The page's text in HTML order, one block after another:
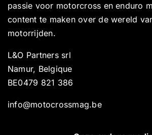
passie voor motorcross en enduro
content te maken over de wereld
motorrijden.
L&O Partners srl
Namur, Belgique
BE0479 821 386
info@motocrossmag.be